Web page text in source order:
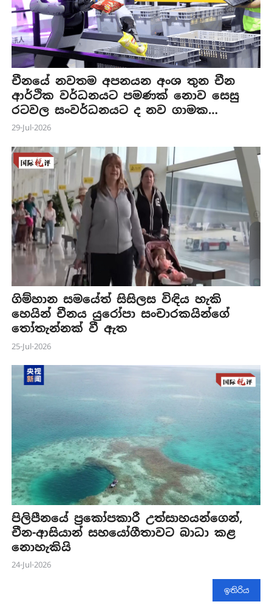
චීනයේ නවතම අපනයන අංශ තුන චීන
ආර්ථික වර්ධනයට පමණක් නොව සෙසු
රටවල සංවර්ධනයට ද නව ගාමක
ශක්තියක්
29-Jul-2026
ගිම්හාන සමයේත් සිසිලස විඳිය හැකි
හෙයින් චීනය යුරෝපා සංචාරකයින්ගේ
තෝතැන්නක් වී ඇත
25-Jul-2026
පිලිපීනයේ ප්‍රකෝපකාරී උත්සාහයන්ගෙන්,
චීන-ආසියාන් සහයෝගීතාවට බාධා කළ
නොහැකියි
24-Jul-2026
ඉතිරිය